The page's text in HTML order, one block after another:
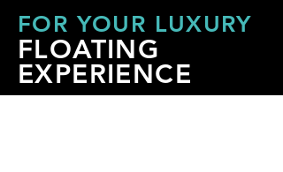
FOR YOUR LUXURY
FLOATING
EXPERIENCE